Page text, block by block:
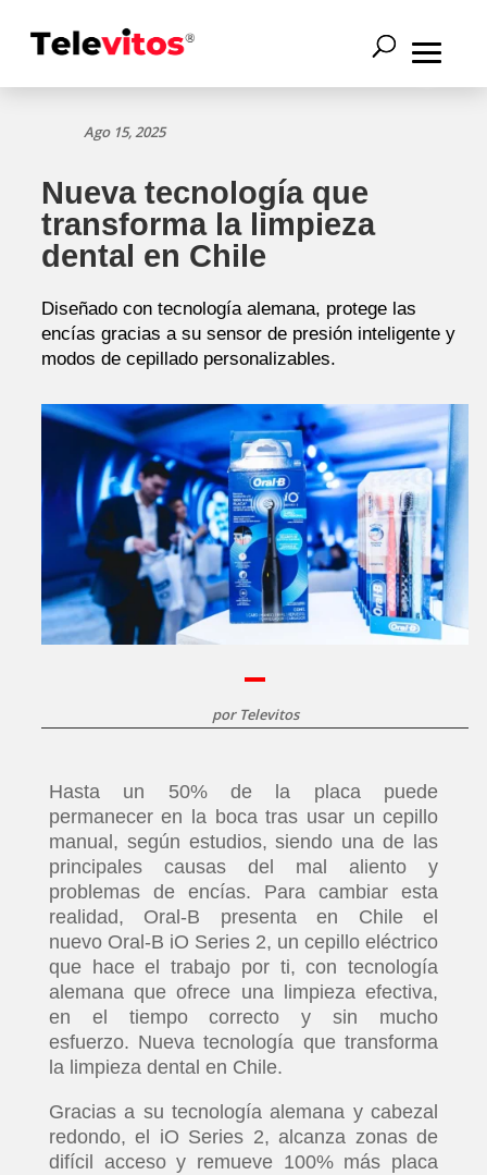
Ago 15, 2025
Nueva tecnología que
transforma la limpieza
dental en Chile
Diseñado con tecnología alemana, protege las
encías gracias a su sensor de presión inteligente y
modos de cepillado personalizables.
por Televitos
Hasta un 50% de la placa puede
permanecer en la boca tras usar un cepillo
manual, según estudios, siendo una de las
principales causas del mal aliento y
problemas de encías. Para cambiar esta
realidad, Oral-B presenta en Chile el
nuevo Oral-B iO Series 2, un cepillo eléctrico
que hace el trabajo por ti, con tecnología
alemana que ofrece una limpieza efectiva,
en el tiempo correcto y sin mucho
esfuerzo. Nueva tecnología que transforma
la limpieza dental en Chile.
Gracias a su tecnología alemana y cabezal
redondo, el iO Series 2, alcanza zonas de
difícil acceso y remueve 100% más placa